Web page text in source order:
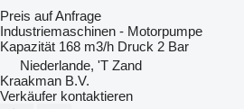
Preis auf Anfrage
Industriemaschinen - Motorpumpe
Kapazität 168 m3/h Druck 2 Bar
Niederlande, 'T Zand
Kraakman B.V.
Verkäufer kontaktieren